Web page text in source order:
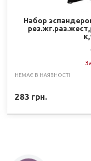
Набор
НЕМАЄ В НАЯВНОСТІ
283 грн.